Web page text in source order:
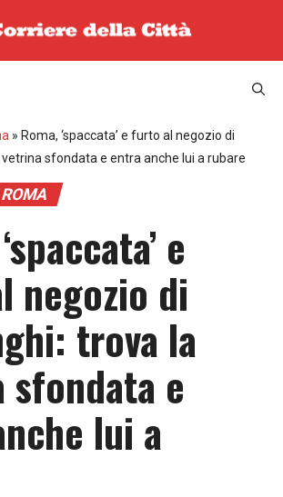
» Roma, ‘spaccata’ e furto al negozio di
sfondata e entra anche lui a rubare
e
negozio di
trova la
e
lui a